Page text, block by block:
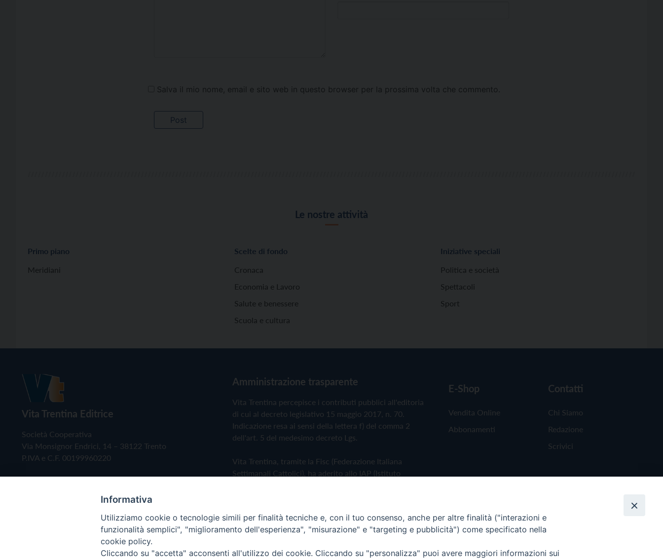
Salva il mio nome, email e sito web in questo browser per la prossima volta che commento.
Le nostre attività
Primo piano
Meridiani
Scelte di fondo
Cronaca
Economia e Lavoro
Salute e benessere
Scuola e cultura
Iniziative speciali
Politica e società
Spettacoli
Sport
Vita Trentina Editrice
Società Cooperativa
Via Monsignor Endrici, 14 – 38122 Trento
P.IVA e C.F. 00199960220
Amministrazione trasparente
Vita Trentina percepisce i contributi pubblici all'editoria
di cui al decreto legislativo 15 maggio 2017, n. 70.
Indicazione resa ai sensi della lettera f) del comma 2
dell'art. 5 del medesimo decreto Lgs.
Vita Trentina, tramite la Fisc (Federazione Italiana
Settimanali Cattolici), ha aderito allo IAP (Istituto
Privacy Policy Cookie Policy
E-Shop
Vendita Online
Abbonamenti
Contatti
Chi Siamo
Redazione
Scrivici
Informativa
Utilizziamo cookie o tecnologie simili per finalità tecniche e, con il tuo consenso, anche per altre finalità ("interazioni e
funzionalità semplici", "miglioramento dell'esperienza", "misurazione" e "targeting e pubblicità") come specificato nella
cookie policy.
Cliccando su "accetta" acconsenti all'utilizzo dei cookie. Cliccando su "personalizza" puoi avere maggiori informazioni sui